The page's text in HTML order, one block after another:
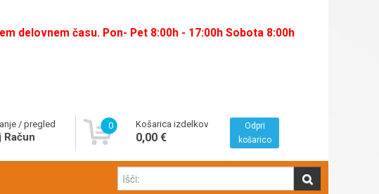
delovnem času. Pon- Pet 8:00h - 17:00h Sobota 8:00h
/ pregled
Račun
0 Košarica izdelkov
0,00 €
Odpri
košarico